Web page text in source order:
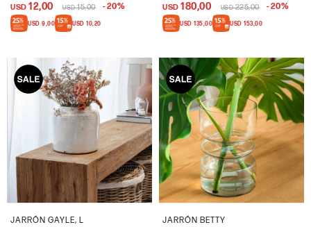
USD 12,00 USD 15,00 20
USD 9,00 USD 10,20
USD 180,00 USD 225,00 20
USD 135,00 USD 153,00
JARRÓN GAYLE, L JARRÓN BETTY